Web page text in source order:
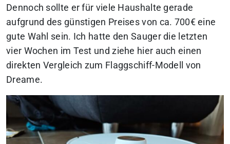
Dennoch sollte er für viele Haushalte gerade
aufgrund des günstigen Preises von ca. 700€ eine
gute Wahl sein. Ich hatte den Sauger die letzten
vier Wochen im Test und ziehe hier auch einen
direkten Vergleich zum Flaggschiff-Modell von
Dreame.